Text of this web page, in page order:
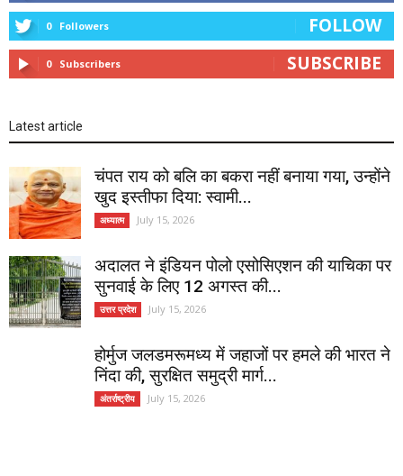
0 Followers FOLLOW
0 Subscribers SUBSCRIBE
Latest article
चंपत राय को बलि का बकरा नहीं बनाया गया, उन्होंने
खुद इस्तीफा दिया: स्वामी...
अध्यात्म July 15, 2026
अदालत ने इंडियन पोलो एसोसिएशन की याचिका पर
सुनवाई के लिए 12 अगस्त की...
उत्तर प्रदेश July 15, 2026
होर्मुज जलडमरूमध्य में जहाजों पर हमले की भारत ने
निंदा की, सुरक्षित समुद्री मार्ग...
अंतर्राष्ट्रीय July 15, 2026